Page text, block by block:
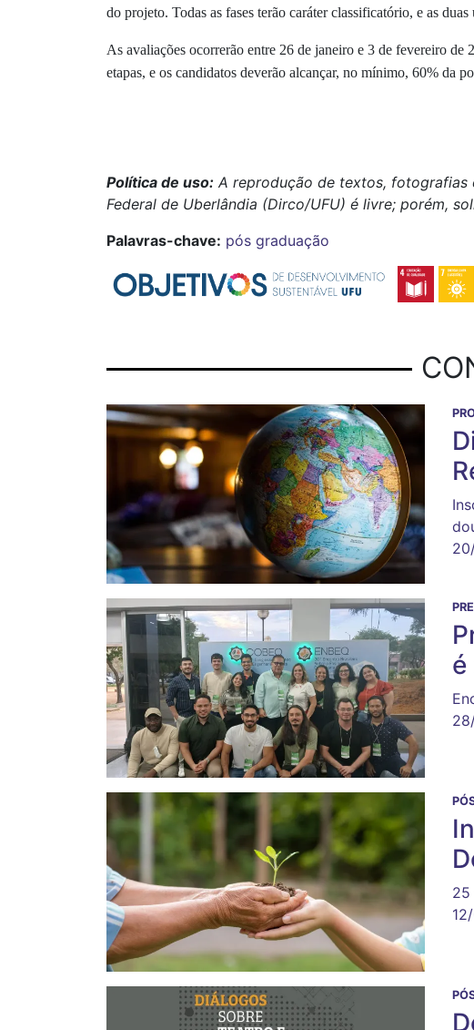
do projeto. Todas as fases terão caráter classificatório, e as
As avaliações ocorrerão entre 26 de janeiro e 3 de fevereiro de
etapas, e os candidatos deverão alcançar, no mínimo, 60% da
Política de uso: A reprodução de textos, fotografias
Federal de Uberlândia (Dirco/UFU) é livre; porém,
Palavras-chave: pós graduação
é
25